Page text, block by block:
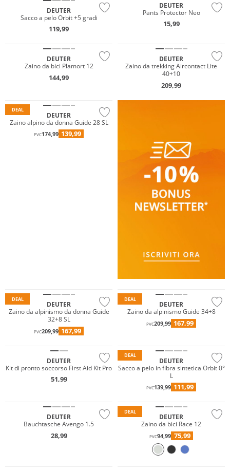
DEUTER
Sacco a pelo Orbit +5 gradi
119,99
DEUTER
Pants Protector Neo
15,99
DEUTER
Zaino da bici Plamort 12
144,99
DEUTER
Zaino da trekking Aircontact Lite
40+10
209,99
DEAL
DEUTER
Zaino alpino da donna Guide 28 SL
PVC174,99 139,99
DEAL
DEUTER
Zaino da alpinismo da donna Guide
32+8 SL
PVC209,99 167,99
DEAL
Sostenibile
DEUTER
Zaino da alpinismo Guide 34+8
PVC209,99 167,99
DEUTER
Kit di pronto soccorso First Aid Kit Pro
51,99
DEAL
DEUTER
Sacco a pelo in fibra sintetica Orbit 0°
L
PVC139,99 111,99
DEUTER
Bauchtasche Avengo 1.5
28,99
DEAL
DEUTER
Zaino da bici Race 12
PVC94,99 75,99
Resistente all'acqua